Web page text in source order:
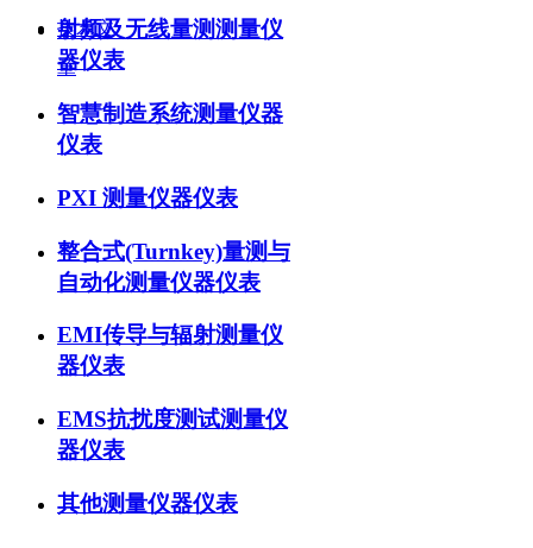
射频及无线量测测量仪
器仪表
智慧制造系统测量仪器
仪表
PXI 测量仪器仪表
整合式(Turnkey)量测与
自动化测量仪器仪表
EMI传导与辐射测量仪
器仪表
EMS抗扰度测试测量仪
器仪表
其他测量仪器仪表
技术文
章